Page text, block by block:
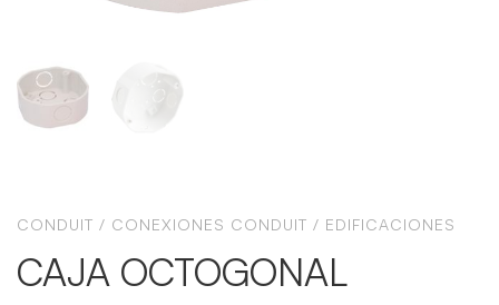
CONDUIT / CONEXIONES CONDUIT / EDIFICACIONES
CAJA OCTOGONAL